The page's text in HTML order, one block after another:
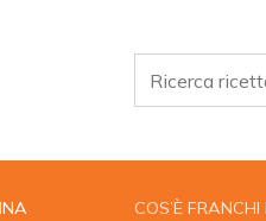
COS’È